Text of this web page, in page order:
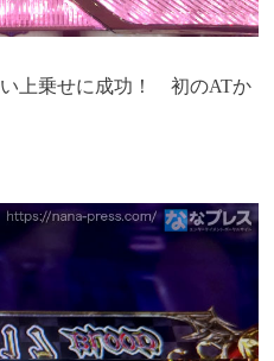
い上乗せに成功！ 初のATか